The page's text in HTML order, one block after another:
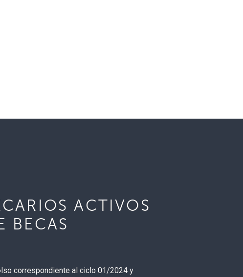
ACTIVOS
BECAS
correspondiente al ciclo 01/2024 y